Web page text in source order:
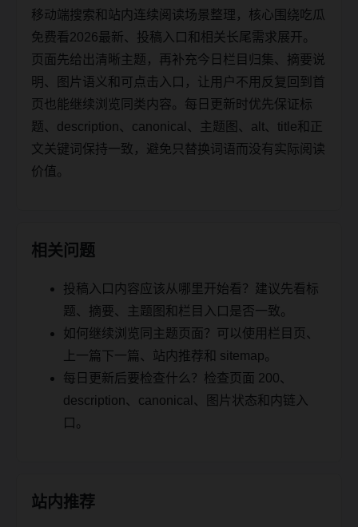
移动端搜索和站内连续阅读场景整理，核心围绕吃瓜
免费看2026最新、投稿入口和相关长尾需求展开。
页面先给出清晰主题，再补充今日栏目归集、摘要说
明、图片语义和可点击入口，让用户不用反复回到首
页也能继续浏览同类内容。每日更新时优先保证标
题、description、canonical、主题图、alt、title和正
文关键词保持一致，避免只替换词语而没有实际阅读
价值。
相关问题
投稿入口内容应该从哪里开始看？建议先看标
题、摘要、主题图和栏目入口是否一致。
如何继续浏览同主题页面？可以使用栏目页、
上一篇下一篇、站内推荐和 sitemap。
每日更新后要检查什么？检查页面 200、
description、canonical、图片状态和内链入
口。
站内推荐